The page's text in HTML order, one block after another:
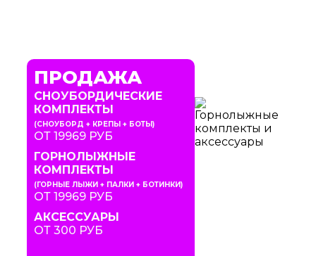
ПРОДАЖА
СНОУБОРДИЧЕСКИЕ
КОМПЛЕКТЫ
(СНОУБОРД + КРЕПЫ + БОТЫ)
ОТ 19969 РУБ
ГОРНОЛЫЖНЫЕ
КОМПЛЕКТЫ
(ГОРНЫЕ ЛЫЖИ + ПАЛКИ + БОТИНКИ)
ОТ 19969 РУБ
АКСЕССУАРЫ
ОТ 300 РУБ